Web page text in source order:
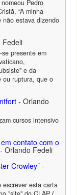
Pedro
“A minha
não estava dizendo
Fedeli
presente em
e da
ou ruptura, que o
- Orlando
cursos intensivo
contato com o
- Orlando Fedeli
Crowley´-
esta carta